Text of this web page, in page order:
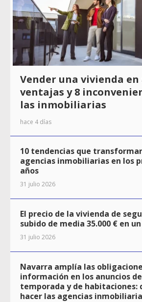
Vender una vivienda en
ventajas y 8
las inmobiliarias
hace 4 días
10 tendencias que
agencias inmobiliarias en los
años
31 julio 2026
El precio de la vivienda de
subido de media 35.000 € en
31 julio 2026
Navarra amplía las
información en los anuncios
temporada y de habitaciones:
hacer las agencias